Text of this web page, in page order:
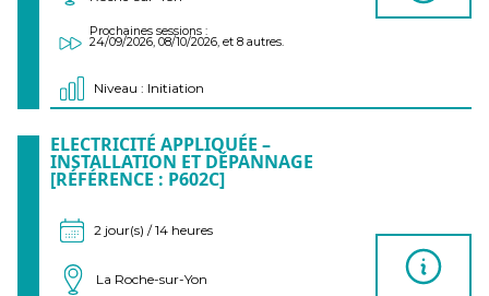
Prochaines sessions :
24/09/2026, 08/10/2026, et 8 autres.
Niveau : Initiation
ELECTRICITÉ APPLIQUÉE –
INSTALLATION ET DÉPANNAGE
[RÉFÉRENCE : P602C]
2 jour(s) / 14 heures
La Roche-sur-Yon